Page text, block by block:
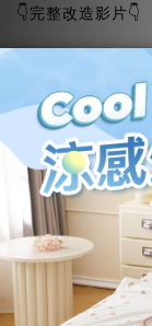
👇完整改造影片👇